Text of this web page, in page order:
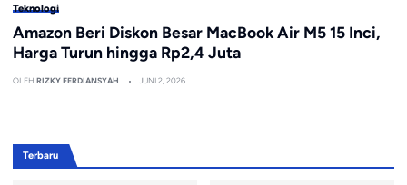
Teknologi
Amazon Beri Diskon Besar MacBook Air M5 15 Inci,
Harga Turun hingga Rp2,4 Juta
OLEH RIZKY FERDIANSYAH JUNI 2, 2026
Terbaru